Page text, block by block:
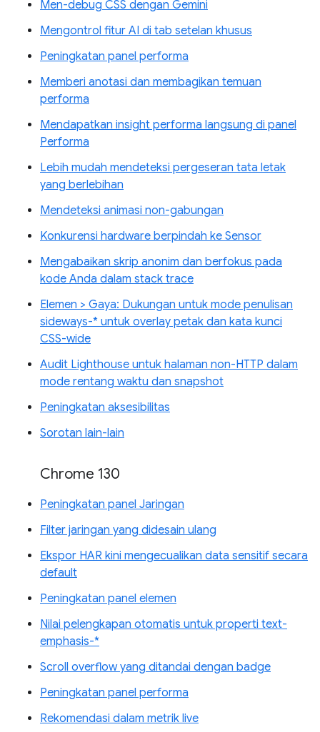
Men-debug CSS dengan Gemini
Mengontrol fitur AI di tab setelan khusus
Peningkatan panel performa
Memberi anotasi dan membagikan temuan
performa
Mendapatkan insight performa langsung di panel
Performa
Lebih mudah mendeteksi pergeseran tata letak
yang berlebihan
Mendeteksi animasi non-gabungan
Konkurensi hardware berpindah ke Sensor
Mengabaikan skrip anonim dan berfokus pada
kode Anda dalam stack trace
Elemen > Gaya: Dukungan untuk mode penulisan
sideways-* untuk overlay petak dan kata kunci
CSS-wide
Audit Lighthouse untuk halaman non-HTTP dalam
mode rentang waktu dan snapshot
Peningkatan aksesibilitas
Sorotan lain-lain
Chrome 130
Peningkatan panel Jaringan
Filter jaringan yang didesain ulang
Ekspor HAR kini mengecualikan data sensitif secara
default
Peningkatan panel elemen
Nilai pelengkapan otomatis untuk properti text-
emphasis-*
Scroll overflow yang ditandai dengan badge
Peningkatan panel performa
Rekomendasi dalam metrik live